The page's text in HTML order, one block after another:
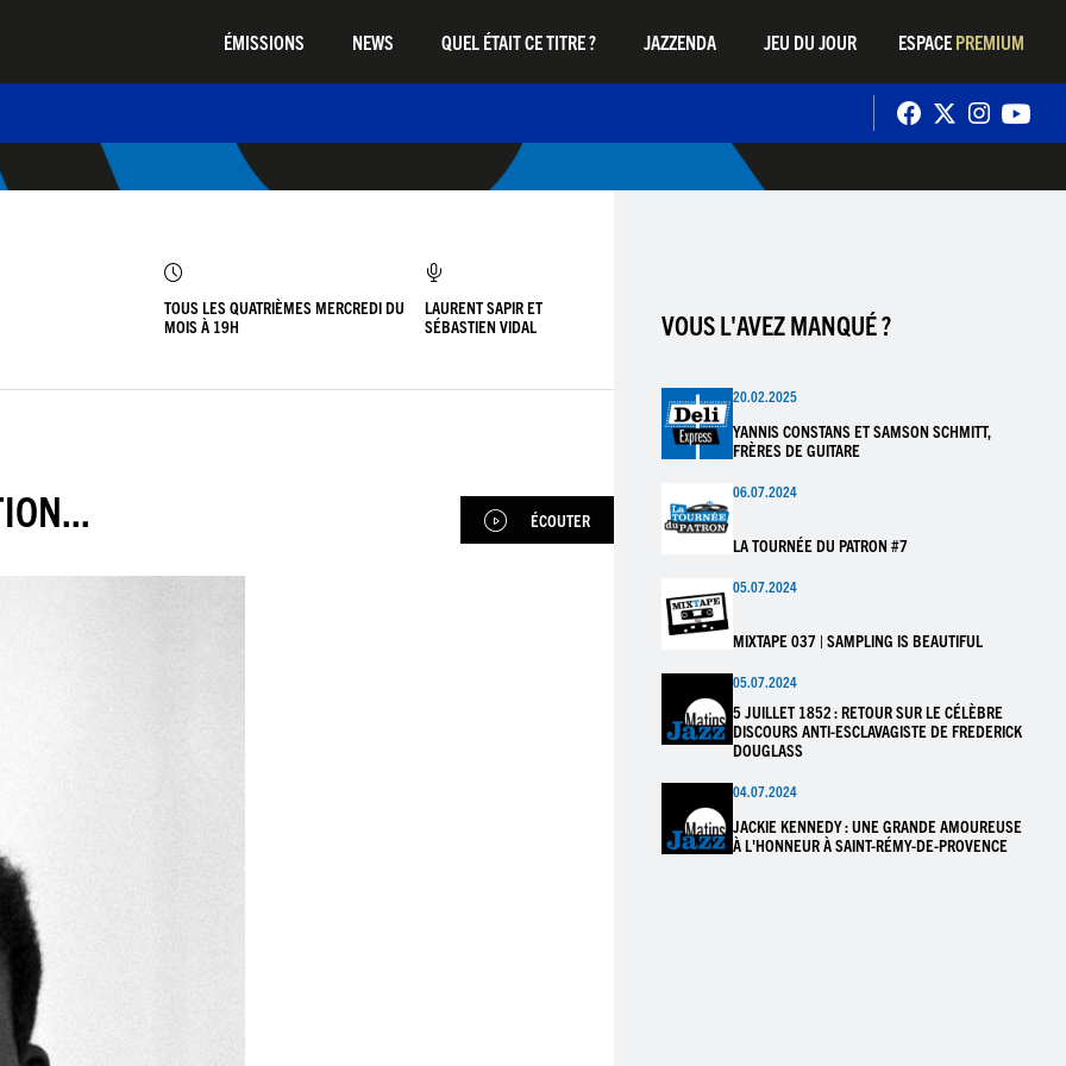
ÉMISSIONS NEWS QUEL ÉTAIT CE TITRE ? JAZZENDA JEU DU JOUR ESPACE PREMIUM
TOUS LES QUATRIÈMES MERCREDI DU
MOIS À 19H
LAURENT SAPIR ET
SÉBASTIEN VIDAL
ÉCOUTER
VOUS L'AVEZ MANQUÉ ?
20.02.2025
YANNIS CONSTANS ET SAMSON SCHMITT,
FRÈRES DE GUITARE
06.07.2024
LA TOURNÉE DU PATRON #7
05.07.2024
MIXTAPE 037 | SAMPLING IS BEAUTIFUL
05.07.2024
5 JUILLET 1852 : RETOUR SUR LE CÉLÈBRE
DISCOURS ANTI-ESCLAVAGISTE DE FREDERICK
DOUGLASS
04.07.2024
JACKIE KENNEDY : UNE GRANDE AMOUREUSE
À L'HONNEUR À SAINT-RÉMY-DE-PROVENCE